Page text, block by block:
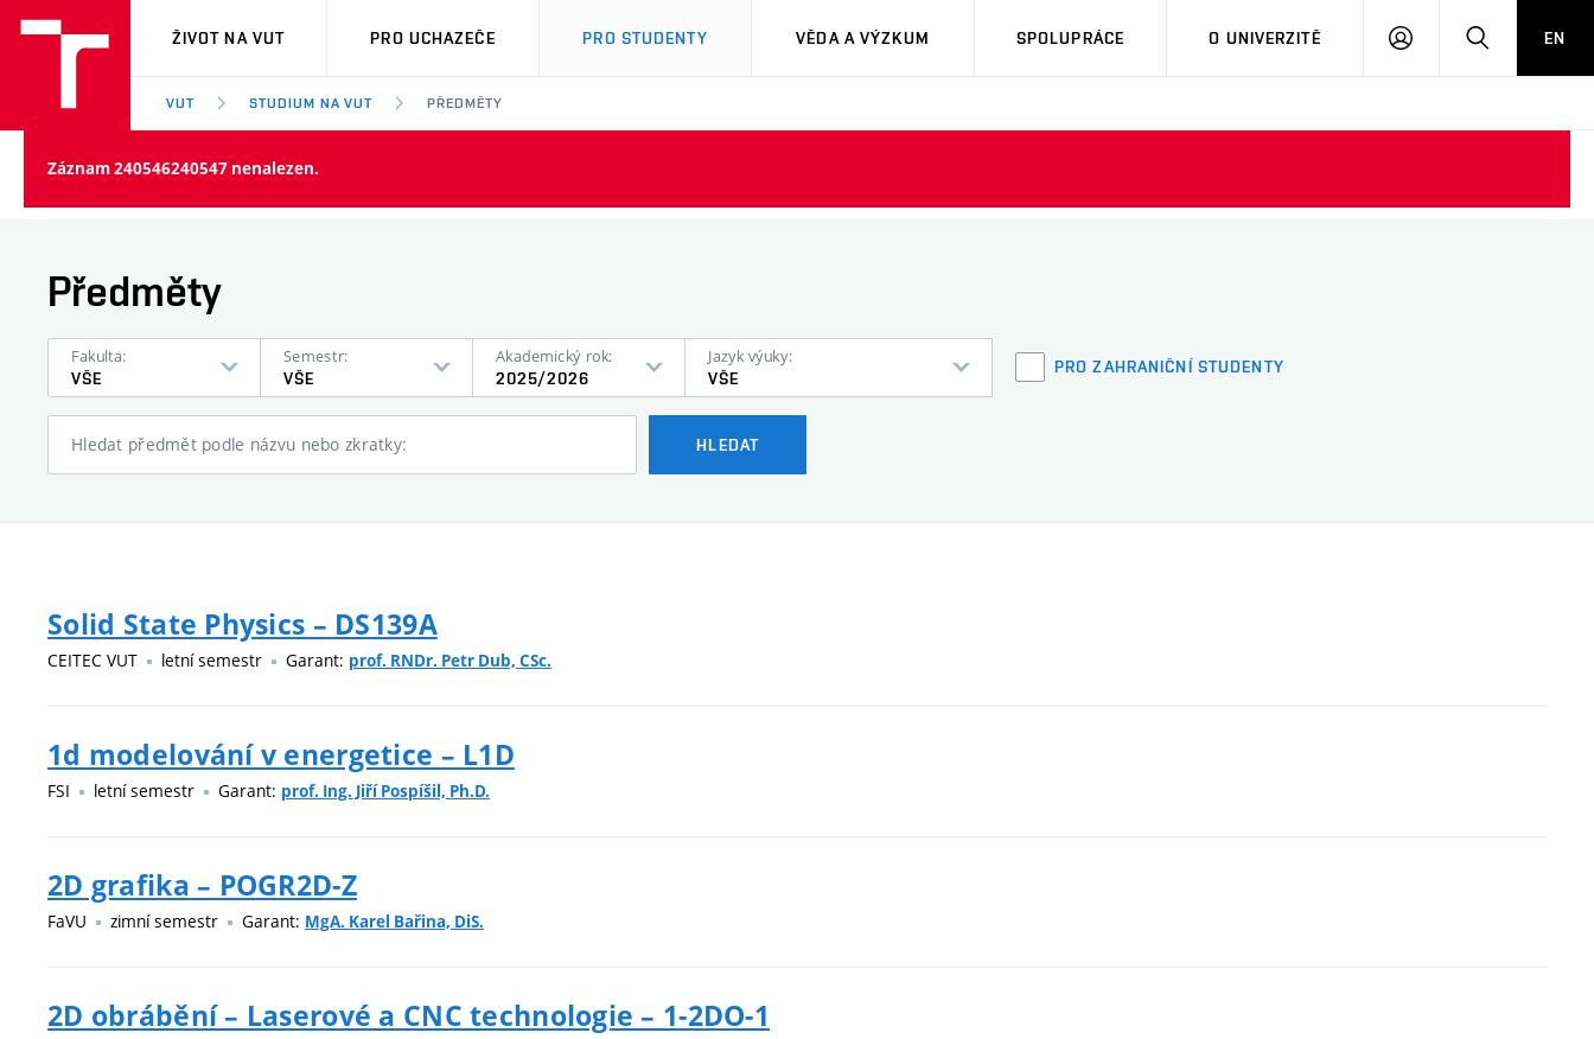
VUT
ŽIVOT NA VUT PRO UCHAZEČE PRO STUDENTY VĚDA A VÝZKUM SPOLUPRÁCE O UNIVERZITĚ
PŘIHLÁSIT HLEDATEN
VUT STUDIUM NA VUT PŘEDMĚTY
Záznam 240546240547 nenalezen.
Předměty
Fakulta:
VŠE
Semestr:
VŠE
Akademický rok:
2025/2026
Jazyk výuky:
VŠE
PRO ZAHRANIČNÍ STUDENTY
Hledat předmět podle názvu nebo zkratky: HLEDAT
Solid State Physics – DS139A
CEITEC VUT letní semestr Garant: prof. RNDr. Petr Dub, CSc.
1d modelování v energetice – L1D
FSI letní semestr Garant: prof. Ing. Jiří Pospíšil, Ph.D.
2D grafika – POGR2D-Z
FaVU zimní semestr Garant: MgA. Karel Bařina, DiS.
2D obrábění – Laserové a CNC technologie – 1-2DO-1